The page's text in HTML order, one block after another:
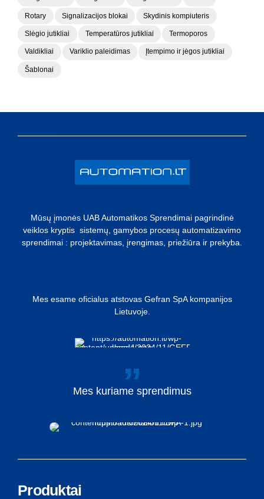
Rotary Signalizacijos blokai Skydinis kompiuteris
Slėgio jutikliai Temperatūros jutikliai Termoporos
Valdikliai Variklio paleidimas Įtempimo ir jėgos jutikliai
Šablonai
Mūsų įmonės UAB Automatikos Sprendimai pagrindinė
veiklos kryptis sistemų, gamybos procesų automatizavimo
sprendimai : projektavimas, įrengimas, priežiūra ir prekyba.
Mes esame oficialus atstovas Gefran SpA kompanijos
Lietuvoje.
Mes kuriame sprendimus
Produktai